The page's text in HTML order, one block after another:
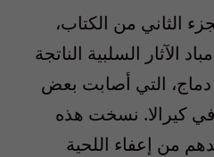
الثاني من الكتاب،
الآثار السلبية الناتجة
التي أصابت بعض
في كيرالا. نسخت هذه
من إعفاء اللحية